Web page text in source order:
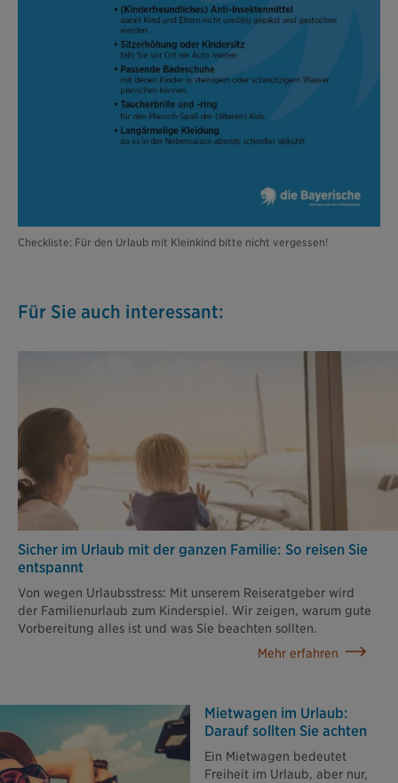
Checkliste: Für den Urlaub mit Kleinkind bitte nicht vergessen!
Für Sie auch interessant:
Sicher im Urlaub mit der ganzen Familie: So reisen Sie
entspannt
Von wegen Urlaubsstress: Mit unserem Reiseratgeber wird
der Familienurlaub zum Kinderspiel. Wir zeigen, warum gute
Vorbereitung alles ist und was Sie beachten sollten.
Mehr erfahren
Mietwagen im Urlaub:
Darauf sollten Sie achten
Ein Mietwagen bedeutet
Freiheit im Urlaub, aber nur,